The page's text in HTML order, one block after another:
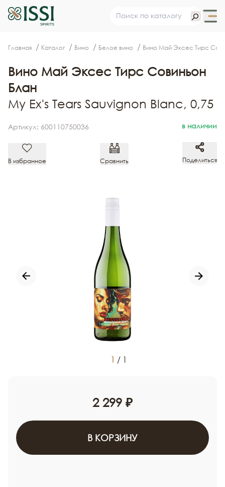
Главная Каталог Вино Белое вино Вино Май Эксес Тирс
Вино Май Эксес Тирс Совиньон
Блан
My Ex's Tears Sauvignon Blanc, 0,75
Артикул: 600110750036 в наличии
В избранное Сравнить Поделиться
1 / 1
2 299 ₽
В КОРЗИНУ